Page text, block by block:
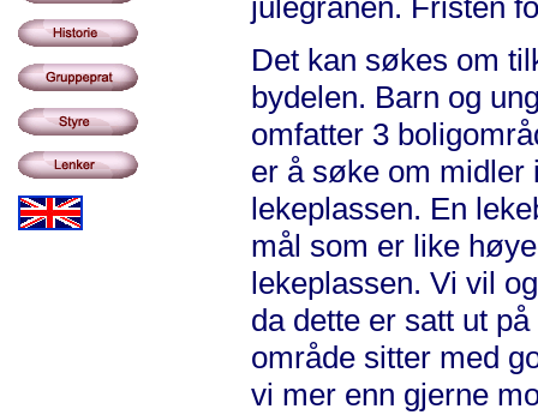
Det kan søkes om
bydelen. Barn og
omfatter 3
er å søke om midler
lekeplassen. En
mål som er like
lekeplassen. Vi vil
da dette er satt ut
område sitter med
vi mer enn gjerne